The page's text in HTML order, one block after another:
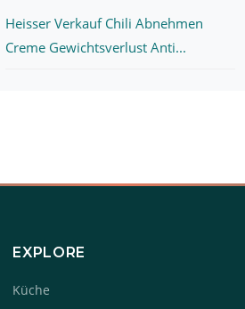
Heisser Verkauf Chili Abnehmen
Creme Gewichtsverlust Anti...
EXPLORE
Küche